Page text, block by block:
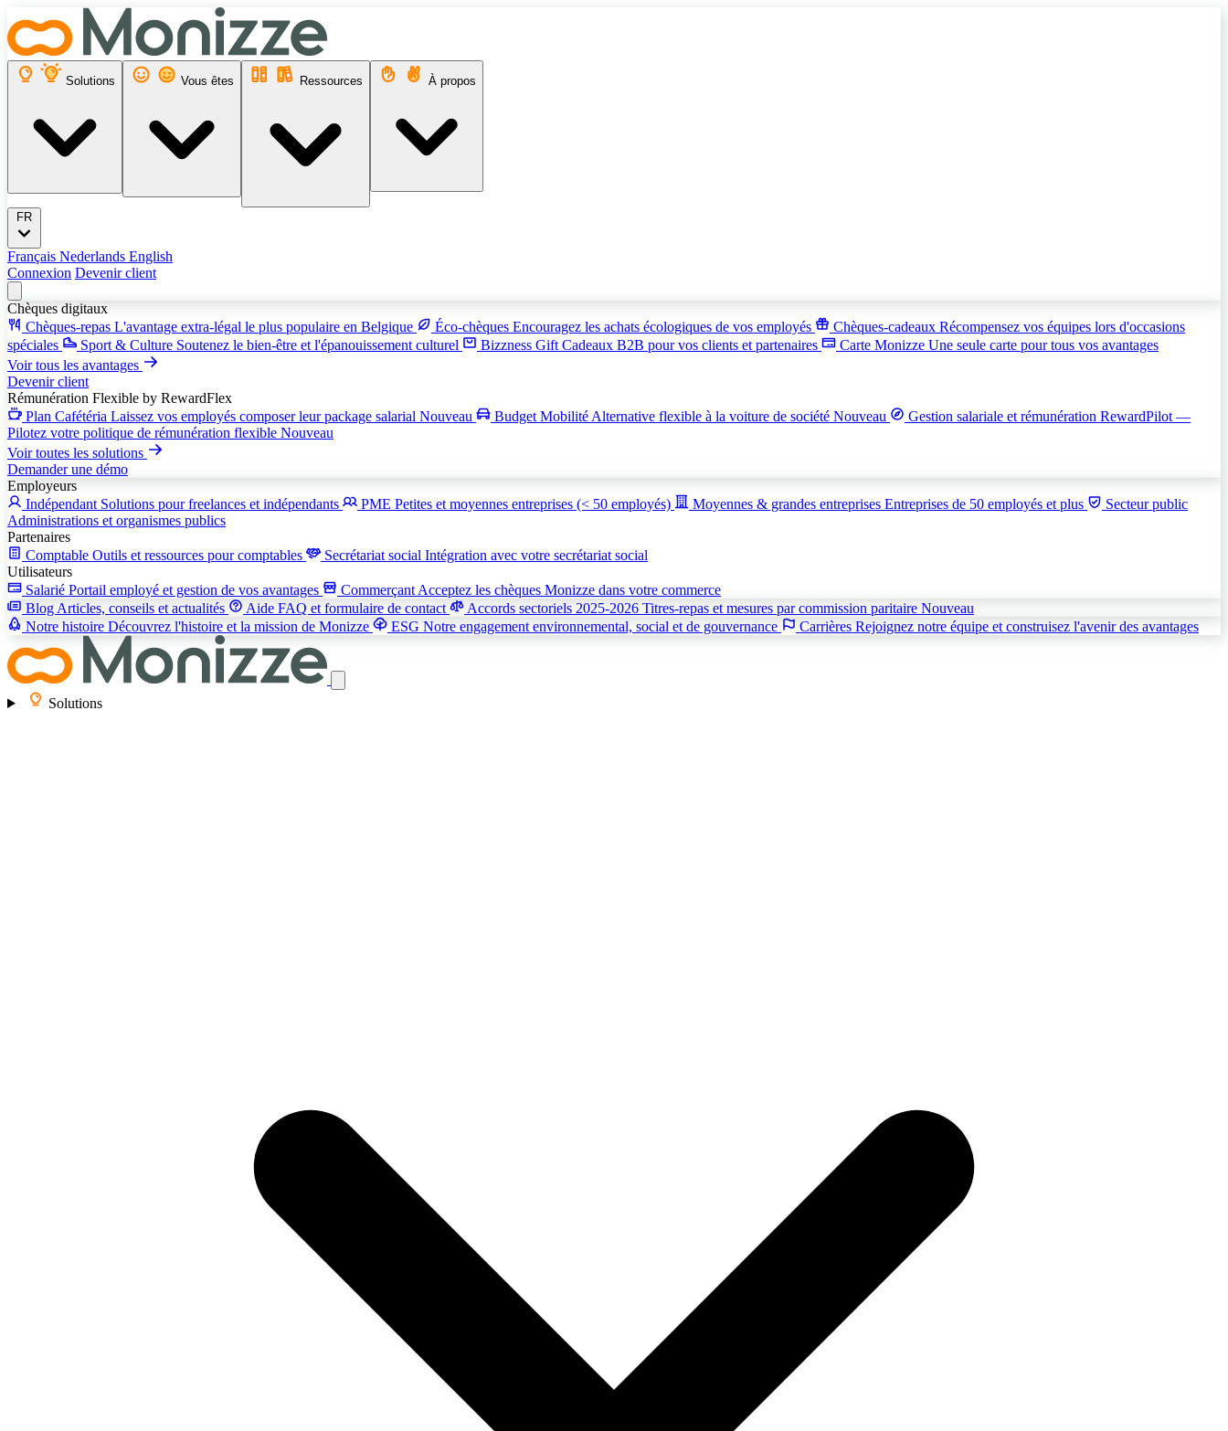
Solutions Vous êtes Ressources À propos
Français Nederlands English
Connexion Devenir client
Chèques digitaux
Chèques-repas L'avantage extra-légal le plus populaire en Belgique Éco-chèques Encouragez les achats écologiques de vos employés Chèques-cadeaux Récompensez vos équipes lors d'occasions
spéciales
Sport & Culture Soutenez le bien-être et l'épanouissement culturel Bizzness Gift Cadeaux B2B pour vos clients et partenaires Carte Monizze Une seule carte pour tous vos avantages
Voir tous les avantages
Devenir client
Rémunération Flexible by RewardFlex
Plan Cafétéria Laissez vos employés composer leur package salarial Nouveau Budget Mobilité Alternative flexible à la voiture de société Nouveau Gestion salariale et rémunération RewardPilot —
Pilotez votre politique de rémunération flexible Nouveau
Voir toutes les solutions
Demander une démo
Employeurs
Indépendant Solutions pour freelances et indépendants PME Petites et moyennes entreprises (< 50 employés) Moyennes & grandes entreprises Entreprises de 50 employés et plus
Secteur public
Administrations et organismes publics
Partenaires
Comptable Outils et ressources pour comptables Secrétariat social Intégration avec votre secrétariat social
Utilisateurs
Salarié Portail employé et gestion de vos avantages Commerçant Acceptez les chèques Monizze dans votre commerce
Blog Articles, conseils et actualités Aide FAQ et formulaire de contact Accords sectoriels 2025-2026 Titres-repas et mesures par commission paritaire Nouveau
Notre histoire Découvrez l'histoire et la mission de Monizze ESG Notre engagement environnemental, social et de gouvernance Carrières Rejoignez notre équipe et construisez l'avenir des avantages
Solutions